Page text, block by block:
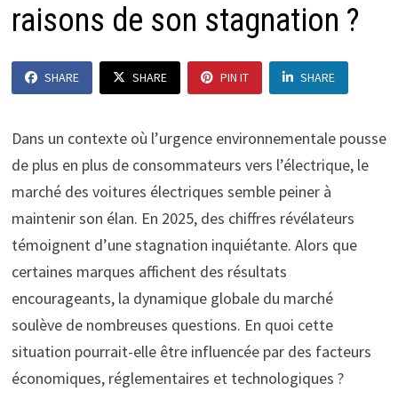
raisons de son stagnation ?
SHARE SHARE PIN IT SHARE
Dans un contexte où l’urgence environnementale pousse
de plus en plus de consommateurs vers l’électrique, le
marché des voitures électriques semble peiner à
maintenir son élan. En 2025, des chiffres révélateurs
témoignent d’une stagnation inquiétante. Alors que
certaines marques affichent des résultats
encourageants, la dynamique globale du marché
soulève de nombreuses questions. En quoi cette
situation pourrait-elle être influencée par des facteurs
économiques, réglementaires et technologiques ?